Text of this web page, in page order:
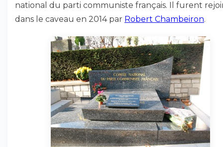
national du parti communiste français. Il furent
dans le caveau en 2014 par Robert Chambeiron.